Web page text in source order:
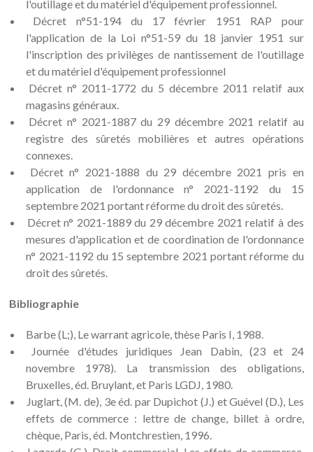
l'outillage et du matériel d'équipement professionnel.
Décret n°51-194 du 17 février 1951 RAP pour
l'application de la Loi n°51-59 du 18 janvier 1951 sur
l'inscription des privilèges de nantissement de l'outillage
et du matériel d'équipement professionnel
Décret n° 2011-1772 du 5 décembre 2011 relatif aux
magasins généraux.
Décret n° 2021-1887 du 29 décembre 2021 relatif au
registre des sûretés mobilières et autres opérations
connexes.
Décret n° 2021-1888 du 29 décembre 2021 pris en
application de l'ordonnance n° 2021-1192 du 15
septembre 2021 portant réforme du droit des sûretés.
Décret n° 2021-1889 du 29 décembre 2021 relatif à des
mesures d'application et de coordination de l'ordonnance
n° 2021-1192 du 15 septembre 2021 portant réforme du
droit des sûretés.
Bibliographie
Barbe (L;), Le warrant agricole, thèse Paris I, 1988.
Journée d'études juridiques Jean Dabin, (23 et 24
novembre 1978). La transmission des obligations,
Bruxelles, éd. Bruylant, et Paris LGDJ, 1980.
Juglart, (M. de), 3e éd. par Dupichot (J.) et Guével (D.), Les
effets de commerce : lettre de change, billet à ordre,
chèque, Paris, éd. Montchrestien, 1996.